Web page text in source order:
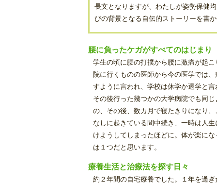
長文となりますが、わたしが姿勢保健
びの背景となる自伝的ストーリーを書
腰に負ったケガがすべてのはじまり
学生の頃に腰の打撲から腰に激痛が起
院に行くものの医師から今の医学では
すように言われ、学校は休学か退学と
その後行った幾つかの大学病院でも同
の、その後、数カ月で寝たきりになり
なしに起きている間中続き、一時は人
けようしてしまったほどに。体が楽に
は１つだと思います。
療養生活と治療法を探す日々
約２年間の自宅療養でした。１年を過